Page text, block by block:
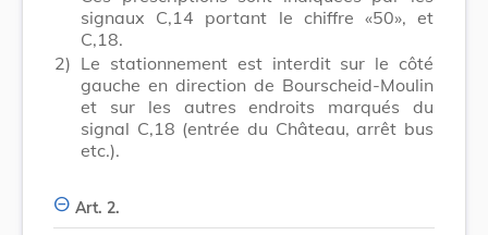
signaux C,14 portant le chiffre «50», et
C,18.
2) Le stationnement est interdit sur le côté
gauche en direction de Bourscheid-Moulin
et sur les autres endroits marqués du
signal C,18 (entrée du Château, arrêt bus
etc.).
Art. 2.